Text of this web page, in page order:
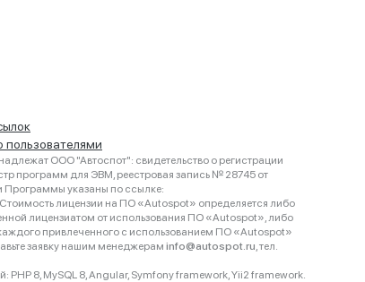
пользователями
ООО "Автоспот": свидетельство о регистрации
программ для ЭВМ, реестровая запись № 28745 от
Программы указаны по ссылке:
Стоимость лицензии на ПО «Autospot» определяется либо
лицензиатом от использования ПО «Autospot», либо
привлеченного с использованием ПО «Autospot»
заявку нашим менеджерам info@autospot.ru, тел.
PHP 8, MySQL 8, Angular, Symfony framework, Yii2 framework.